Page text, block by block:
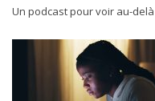
Un podcast pour voir au-